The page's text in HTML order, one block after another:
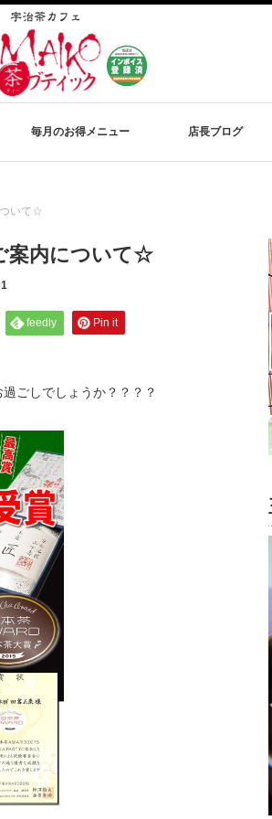
毎月のお得メニュー 店長ブログ
いて☆
案内について☆
feedly Pin it
ごしでしょうか？？？？